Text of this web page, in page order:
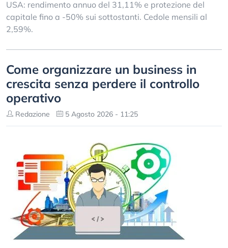
USA: rendimento annuo del 31,11% e protezione del
capitale fino a -50% sui sottostanti. Cedole mensili al
2,59%.
Come organizzare un business in
crescita senza perdere il controllo
operativo
Redazione 5 Agosto 2026 - 11:25